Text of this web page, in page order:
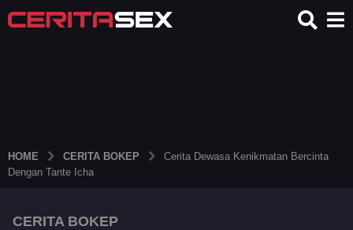
HOME CERITA BOKEP
Cerita Dewasa Kenikmatan Bercinta
Dengan Tante Icha
1
CERITA BOKEP